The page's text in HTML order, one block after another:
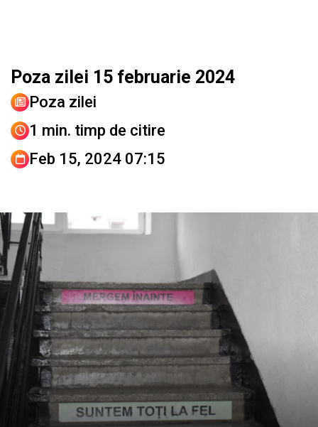
Poza zilei 15 februarie 2024
Poza zilei
1 min. timp de citire
Feb 15, 2024 07:15